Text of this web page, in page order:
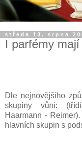
středa 13. srpna
I parfémy
Dle nejnovějšího
skupiny vůní:
Haarmann -
hlavních skupin s